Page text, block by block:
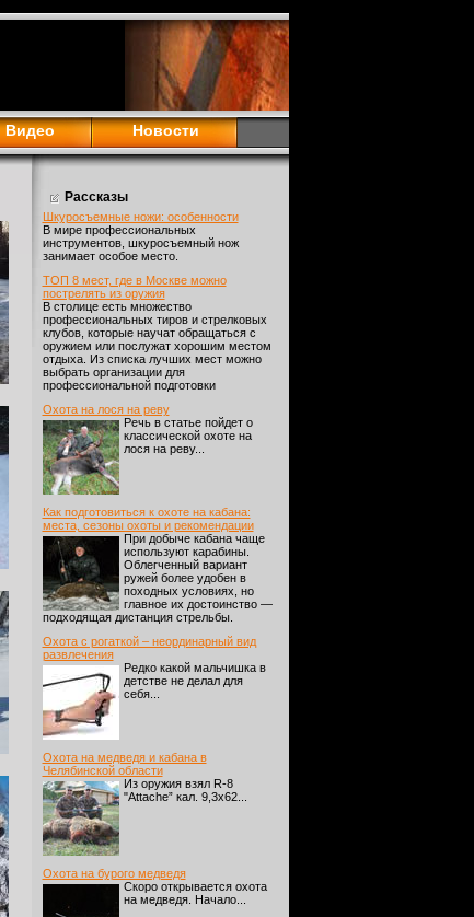
Видео Новости
Рассказы
Шкуросъемные ножи: особенности
В мире профессиональных
инструментов, шкуросъемный нож
занимает особое место.
ТОП 8 мест, где в Москве можно
пострелять из оружия
В столице есть множество
профессиональных тиров и стрелковых
клубов, которые научат обращаться с
оружием или послужат хорошим местом
отдыха. Из списка лучших мест можно
выбрать организации для
профессиональной подготовки
Охота на лося на реву
Речь в статье пойдет о
классической охоте на
лося на реву...
Как подготовиться к охоте на кабана:
места, сезоны охоты и рекомендации
При добыче кабана чаще
используют карабины.
Облегченный вариант
ружей более удобен в
походных условиях, но
главное их достоинство —
подходящая дистанция стрельбы.
Охота с рогаткой – неординарный вид
развлечения
Редко какой мальчишка в
детстве не делал для
себя...
Охота на медведя и кабана в
Челябинской области
Из оружия взял R-8
"Attache” кал. 9,3х62...
Охота на бурого медведя
Скоро открывается охота
на медведя. Начало...